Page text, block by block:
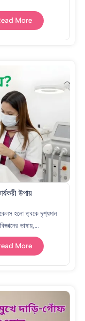
More
উপায়
হলো ত্বকে দৃশ্যমান
ভাষায়,...
More